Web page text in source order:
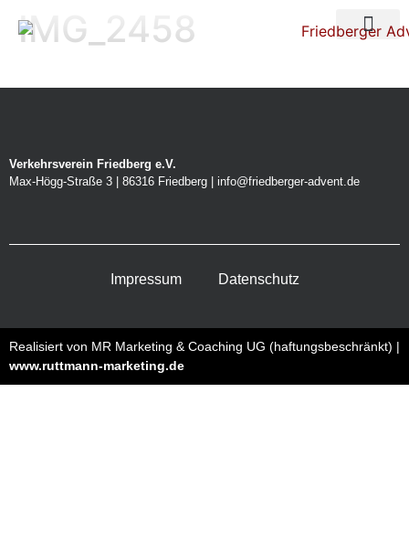
IMG_2458
Verkehrsverein Friedberg e.V.
Max-Högg-Straße 3 | 86316 Friedberg | info@friedberger-advent.de
Impressum Datenschutz
Realisiert von MR Marketing & Coaching UG (haftungsbeschränkt) |
www.ruttmann-marketing.de